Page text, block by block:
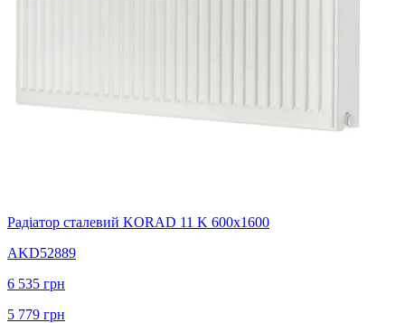
Радіатор сталевий KORAD 11 K 600х1600
AKD52889
6 535 грн
5 779 грн